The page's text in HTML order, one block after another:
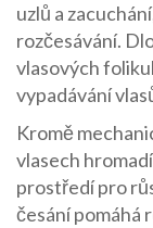
uzlů a
rozčesávání.
vlasových
vypadávání
Kromě
vlasech
prostředí pro
česání pomáhá